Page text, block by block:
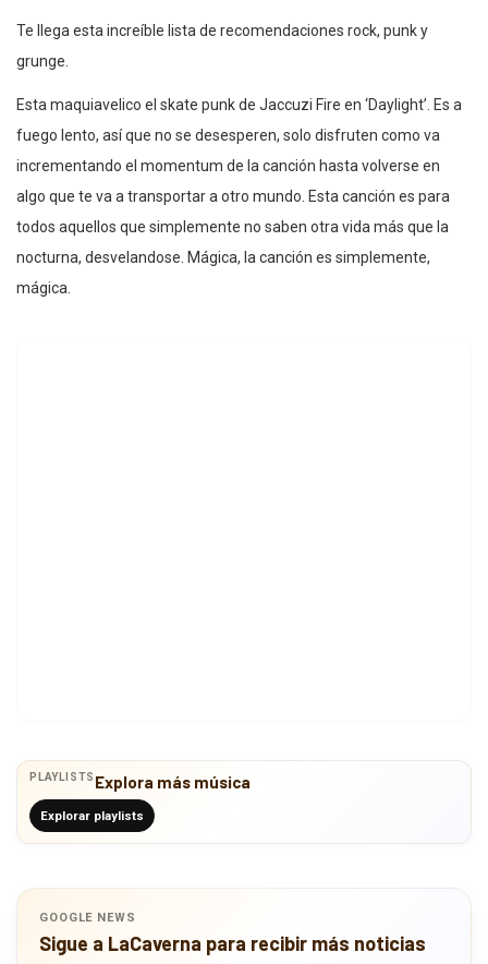
Te llega esta increíble lista de recomendaciones rock, punk y
grunge.
Esta maquiavelico el skate punk de Jaccuzi Fire en ‘Daylight’. Es a
fuego lento, así que no se desesperen, solo disfruten como va
incrementando el momentum de la canción hasta volverse en
algo que te va a transportar a otro mundo. Esta canción es para
todos aquellos que simplemente no saben otra vida más que la
nocturna, desvelandose. Mágica, la canción es simplemente,
mágica.
PLAYLISTS Explora más música
Explorar playlists
GOOGLE NEWS
Sigue a LaCaverna para recibir más noticias